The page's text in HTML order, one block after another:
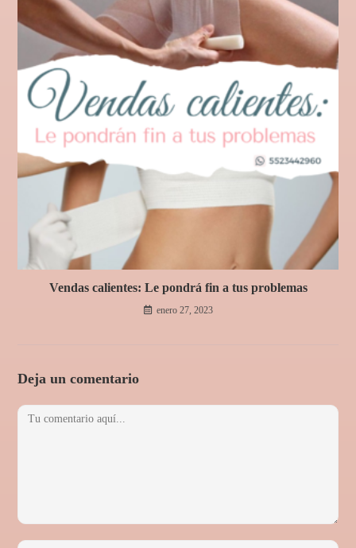
Vendas calientes: Le pondrá fin a tus problemas
enero 27, 2023
Deja un comentario